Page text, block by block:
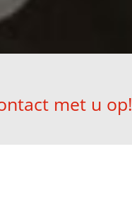
met u op!